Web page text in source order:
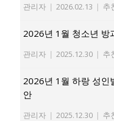
관리자 | 2026.02.13 | 추
2026년 1월 청소년 방
관리자 | 2025.12.30 | 추
2026년 1월 하랑 성인
안
관리자 | 2025.12.30 | 추